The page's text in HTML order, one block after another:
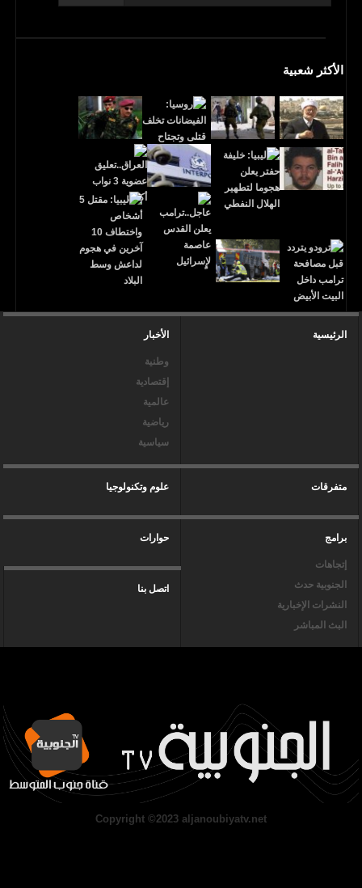
الأكثر شعبية
الرئيسية الأخبار
وطنية
إقتصادية
عالمية
رياضية
سياسية
متفرقات علوم وتكنولوجيا
برامج
إتجاهات
الجنوبية حدث
النشرات الإخبارية
البث المباشر
حوارات
اتصل بنا
Copyright ©2023 aljanoubiyatv.net